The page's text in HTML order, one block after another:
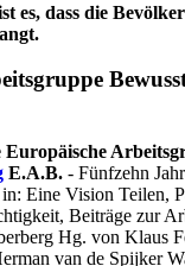
es, dass die
E.A.B. - Fünfzehn
in: Eine Vision Teilen,
Beiträge zur
Hg. von Klaus
van de Spijker